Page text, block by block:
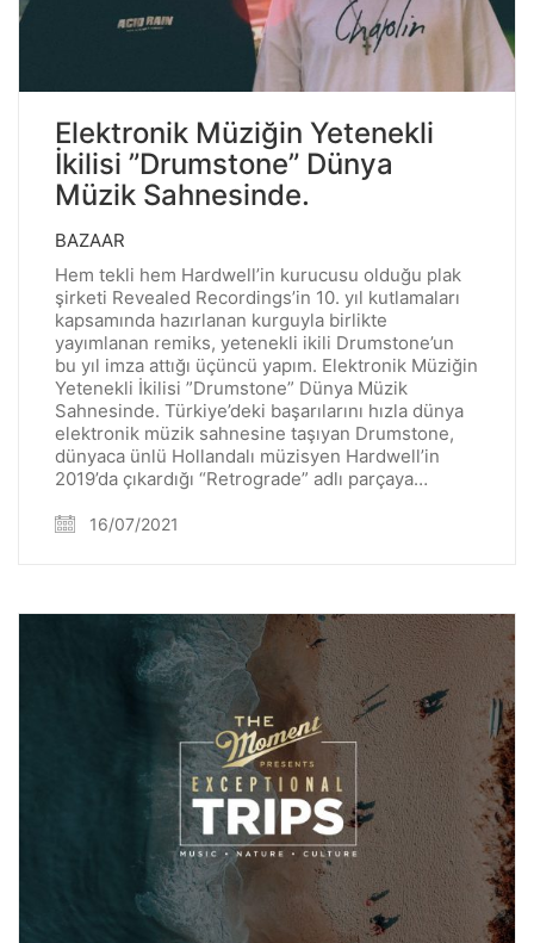
Elektronik Müziğin Yetenekli
İkilisi ”Drumstone” Dünya
Müzik Sahnesinde.
BAZAAR
Hem tekli hem Hardwell’in kurucusu olduğu plak
şirketi Revealed Recordings’in 10. yıl kutlamaları
kapsamında hazırlanan kurguyla birlikte
yayımlanan remiks, yetenekli ikili Drumstone’un
bu yıl imza attığı üçüncü yapım. Elektronik Müziğin
Yetenekli İkilisi ”Drumstone” Dünya Müzik
Sahnesinde. Türkiye’deki başarılarını hızla dünya
elektronik müzik sahnesine taşıyan Drumstone,
dünyaca ünlü Hollandalı müzisyen Hardwell’in
2019’da çıkardığı “Retrograde” adlı parçaya…
16/07/2021